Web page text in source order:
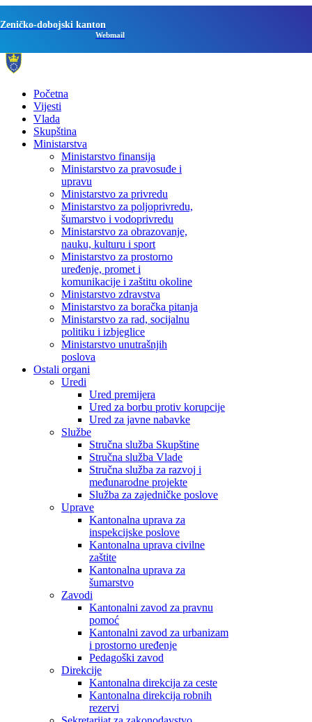
Zeničko-dobojski kanton
Webmail
Početna
Vijesti
Vlada
Skupština
Ministarstva
Ministarstvo finansija
Ministarstvo za pravosuđe i
upravu
Ministarstvo za privredu
Ministarstvo za poljoprivredu,
šumarstvo i vodoprivredu
Ministarstvo za obrazovanje,
nauku, kulturu i sport
Ministarstvo za prostorno
uređenje, promet i
komunikacije i zaštitu okoline
Ministarstvo zdravstva
Ministarstvo za boračka pitanja
Ministarstvo za rad, socijalnu
politiku i izbjeglice
Ministarstvo unutrašnjih
poslova
Ostali organi
Uredi
Ured premijera
Ured za borbu protiv korupcije
Ured za javne nabavke
Službe
Stručna služba Skupštine
Stručna služba Vlade
Stručna služba za razvoj i
međunarodne projekte
Služba za zajedničke poslove
Uprave
Kantonalna uprava za
inspekcijske poslove
Kantonalna uprava civilne
zaštite
Kantonalna uprava za
šumarstvo
Zavodi
Kantonalni zavod za pravnu
pomoć
Kantonalni zavod za urbanizam
i prostorno uređenje
Pedagoški zavod
Direkcije
Kantonalna direkcija za ceste
Kantonalna direkcija robnih
rezervi